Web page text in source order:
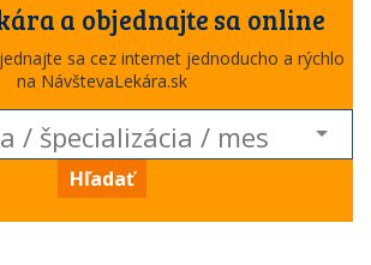
a objednajte sa online
sa cez internet jednoducho a rýchlo
na NávštevaLekára.sk
Hľadať